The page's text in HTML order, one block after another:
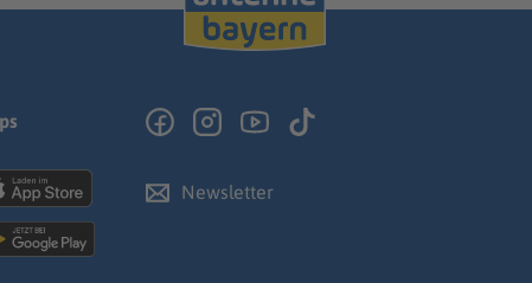
Newsletter